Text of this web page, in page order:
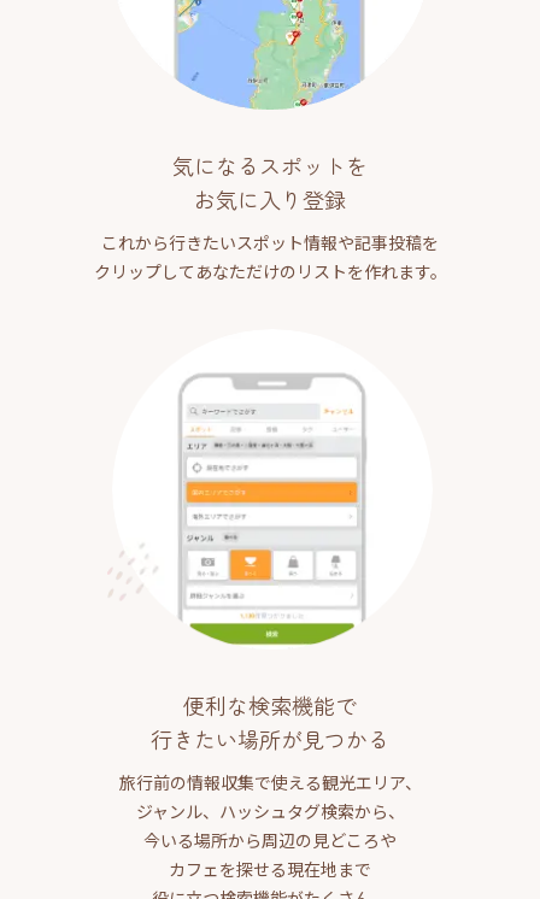
気になるスポットを
お気に入り登録
これから行きたいスポット情報や記事投稿を
クリップしてあなただけのリストを作れます。
便利な検索機能で
行きたい場所が見つかる
旅行前の情報収集で使える観光エリア、
ジャンル、ハッシュタグ検索から、
今いる場所から周辺の見どころや
カフェを探せる現在地まで